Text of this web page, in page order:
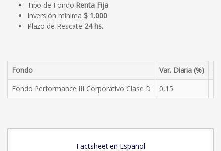
Tipo de Fondo Renta Fija
Inversión mínima $ 1.000
Plazo de Rescate 24 hs.
Fondo Var. Diaria (%)
Fondo Performance III Corporativo Clase D
0,15
Factsheet en Español